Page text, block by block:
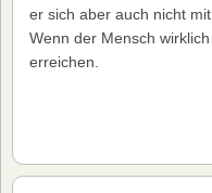
er sich aber auch nicht
Wenn der Mensch
erreichen.